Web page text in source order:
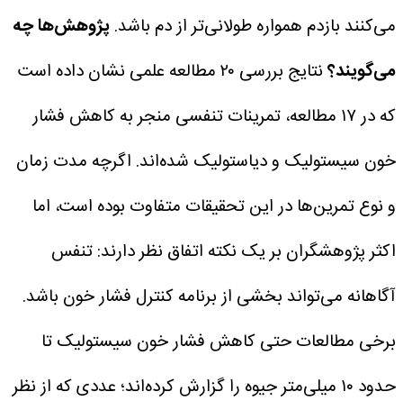
می‌کنند بازدم همواره طولانی‌تر از دم باشد.پژوهش‌ها چه
می‌گویند؟
نتایج بررسی ۲۰ مطالعه علمی نشان داده است
که در ۱۷ مطالعه، تمرینات تنفسی منجر به کاهش فشار
خون سیستولیک و دیاستولیک شده‌اند. اگرچه مدت زمان
و نوع تمرین‌ها در این تحقیقات متفاوت بوده است، اما
اکثر پژوهشگران بر یک نکته اتفاق نظر دارند: تنفس
آگاهانه می‌تواند بخشی از برنامه کنترل فشار خون باشد.
برخی مطالعات حتی کاهش فشار خون سیستولیک تا
حدود ۱۰ میلی‌متر جیوه را گزارش کرده‌اند؛ عددی که از نظر